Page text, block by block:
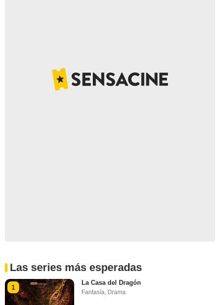
Las series más esperadas
1
La Casa del Dragón
Fantasía, Drama